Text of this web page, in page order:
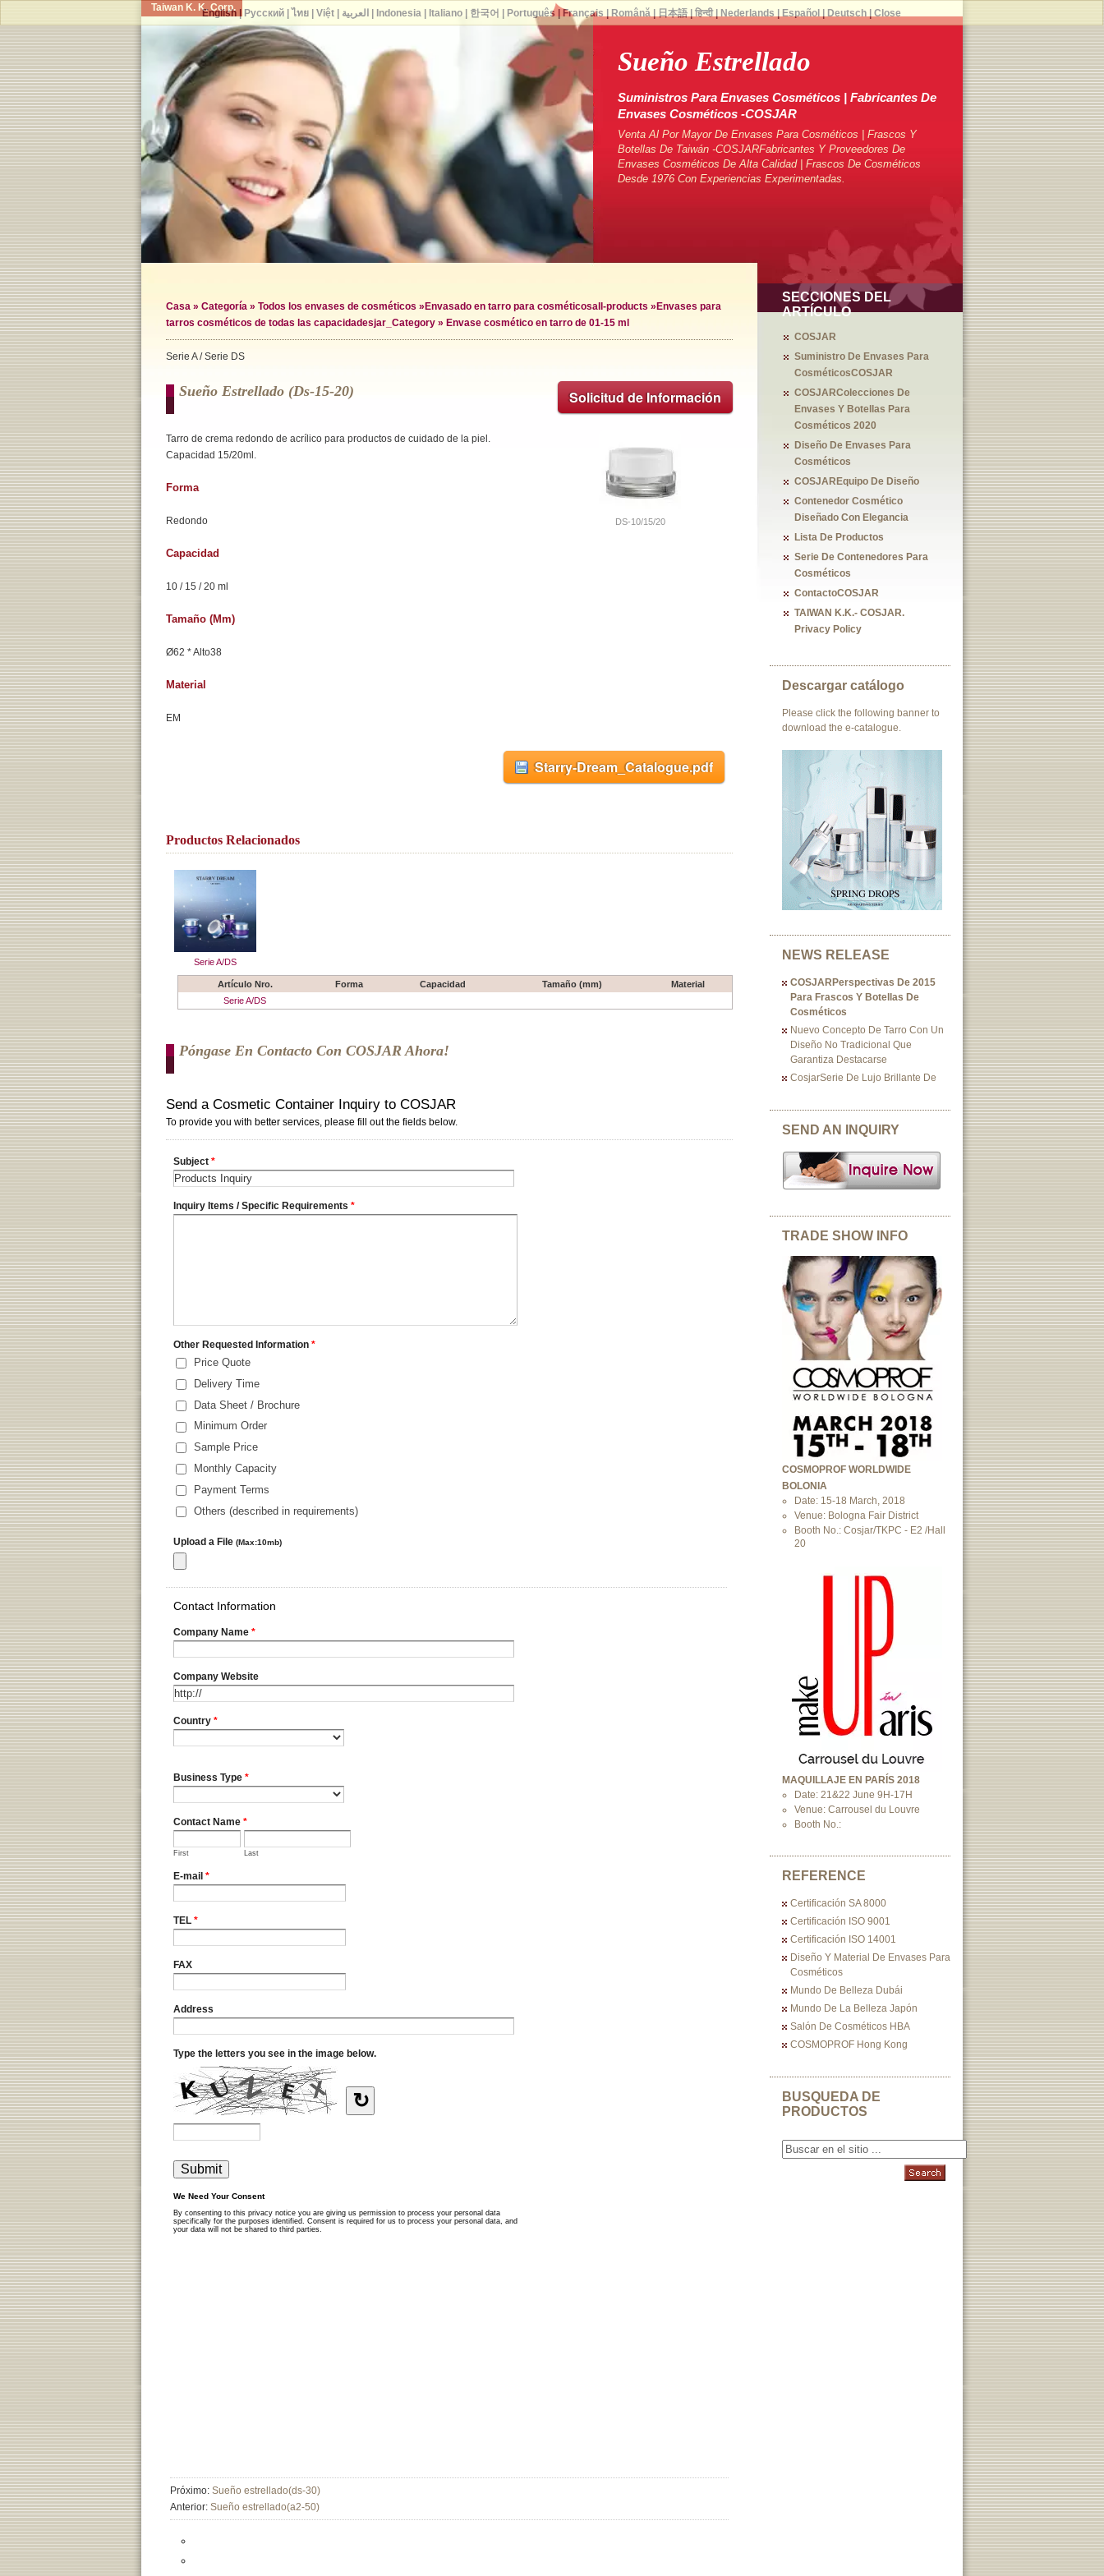
Taiwan K. K. Corp.
Sueño Estrellado
Suministros Para Envases Cosméticos | Fabricantes De
Envases Cosméticos -COSJAR
Venta Al Por Mayor De Envases Para Cosméticos | Frascos Y
Botellas De Taiwán -COSJARFabricantes Y Proveedores De
Envases Cosméticos De Alta Calidad | Frascos De Cosméticos
Desde 1976 Con Experiencias Experimentadas.
Casa » Categoría » Todos los envases de cosméticos » Envasado en tarro para cosméticosall-products » Envases para
tarros cosméticos de todas las capacidadesjar_Category » Envase cosmético en tarro de 01-15 ml
Serie A / Serie DS
Solicitud de Información
Sueño Estrellado (ds-15-20)
DS-10/15/20
Tarro de crema redondo de acrílico para productos de cuidado de la piel.
Capacidad 15/20ml.
Forma
Redondo
Capacidad
10 / 15 / 20 ml
Tamaño (mm)
Ø62 * Alto38
Material
EM
Starry-Dream_Catalogue.pdf
Productos Relacionados
Serie A/DS
Artículo Nro. Forma Capacidad Tamaño (mm)
Material
Serie A/DS
Póngase En Contacto Con COSJAR Ahora!
Próximo: Sueño estrellado(ds-30)
Anterior: Sueño estrellado(a2-50)
SECCIONES DEL
ARTÍCULO
COSJAR
Suministro De Envases Para
CosméticosCOSJAR
COSJARColecciones De
Envases Y Botellas Para
Cosméticos 2020
Diseño De Envases Para
Cosméticos
COSJAREquipo De Diseño
Contenedor Cosmético
Diseñado Con Elegancia
Lista De Productos
Serie De Contenedores Para
Cosméticos
ContactoCOSJAR
TAIWAN K.K.- COSJAR.
Privacy Policy
Descargar catálogo
Please click the following banner to
download the e-catalogue.
NEWS RELEASE
COSJARPerspectivas De 2015
Para Frascos Y Botellas De
Cosméticos
Nuevo Concepto De Tarro Con Un
Diseño No Tradicional Que
Garantiza Destacarse
CosjarSerie De Lujo Brillante De
SEND AN INQUIRY
TRADE SHOW INFO
COSMOPROF WORLDWIDE
BOLONIA
Date: 15-18 March, 2018
Venue: Bologna Fair District
Booth No.: Cosjar/TKPC - E2 /Hall
20
MAQUILLAJE EN PARÍS 2018
Date: 21&22 June 9H-17H
Venue: Carrousel du Louvre
Booth No.:
REFERENCE
Certificación SA 8000
Certificación ISO 9001
Certificación ISO 14001
Diseño Y Material De Envases Para
Cosméticos
Mundo De Belleza Dubái
Mundo De La Belleza Japón
Salón De Cosméticos HBA
COSMOPROF Hong Kong
BUSQUEDA DE
PRODUCTOS
English| Русский| ไทย| Việt| العربية Indonesia| Italiano| 한국어 Português Français Română| 日本語| हिन्दी| Nederlands Español Deutsch| Close